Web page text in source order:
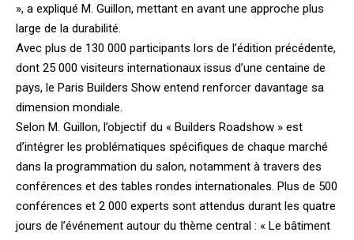
», a expliqué M. Guillon, mettant en avant une approche plus
large de la durabilité.
Avec plus de 130 000 participants lors de l’édition précédente,
dont 25 000 visiteurs internationaux issus d’une centaine de
pays, le Paris Builders Show entend renforcer davantage sa
dimension mondiale.
Selon M. Guillon, l’objectif du « Builders Roadshow » est
d’intégrer les problématiques spécifiques de chaque marché
dans la programmation du salon, notamment à travers des
conférences et des tables rondes internationales. Plus de 500
conférences et 2 000 experts sont attendus durant les quatre
jours de l’événement autour du thème central : « Le bâtiment